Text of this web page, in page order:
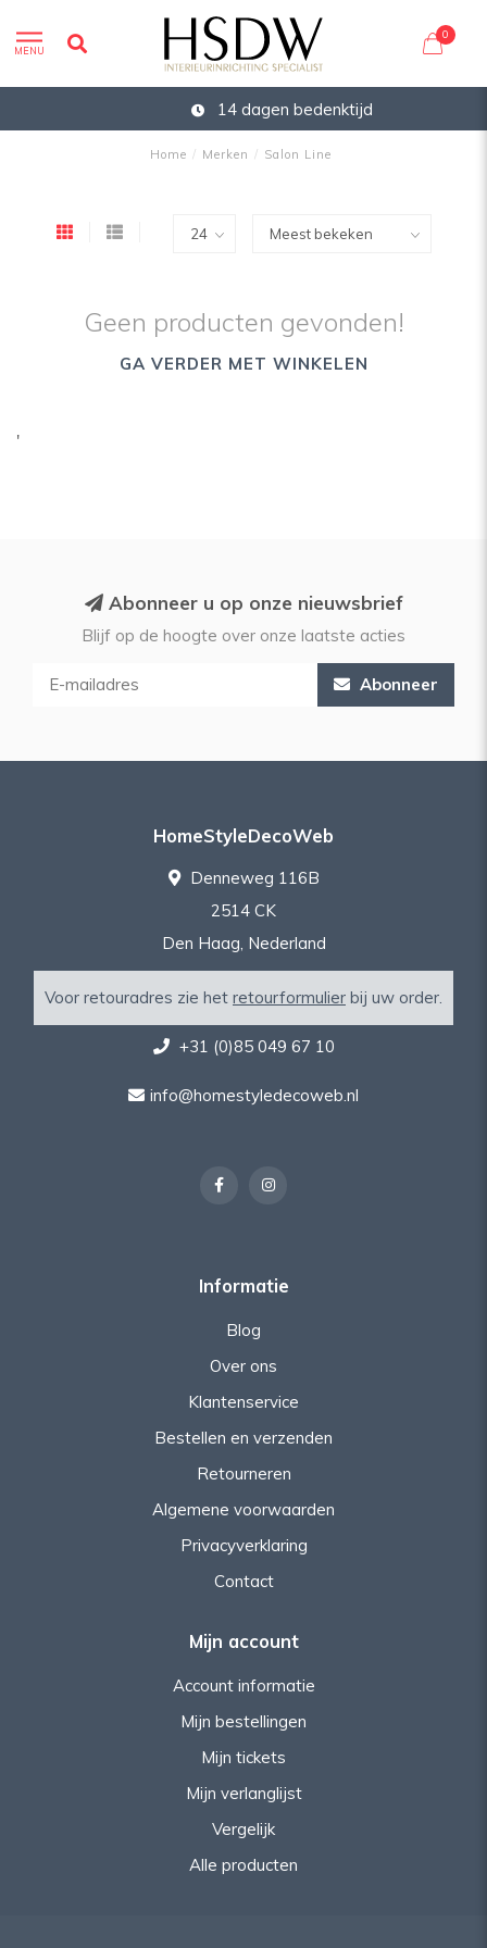
MENU
0
14 dagen bedenktijd
Home / Merken / Salon Line
Geen producten gevonden!
GA VERDER MET WINKELEN
'
Abonneer u op onze nieuwsbrief
Blijf op de hoogte over onze laatste acties
Abonneer
HomeStyleDecoWeb
Denneweg 116B
2514 CK
Den Haag, Nederland
Voor retouradres zie het retourformulier bij uw order.
+31 (0)85 049 67 10
info@homestyledecoweb.nl
Informatie
Blog
Over ons
Klantenservice
Bestellen en verzenden
Retourneren
Algemene voorwaarden
Privacyverklaring
Contact
Mijn account
Account informatie
Mijn bestellingen
Mijn tickets
Mijn verlanglijst
Vergelijk
Alle producten